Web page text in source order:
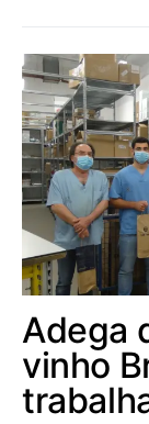
Adega
vinho